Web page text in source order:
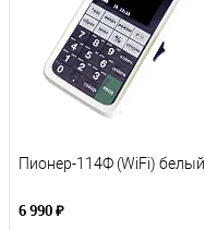
Пионер-114Ф (WiFi) белый
6 990 ₽